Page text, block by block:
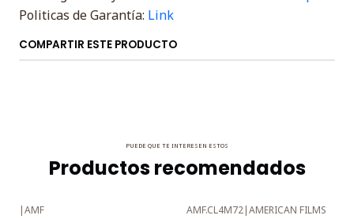
Politicas de Garantía: Link
COMPARTIR ESTE PRODUCTO
PUEDE QUE TE INTERESEN ESTOS
Productos recomendados
|AMF AMF.CL4M72|AMERICAN FILMS